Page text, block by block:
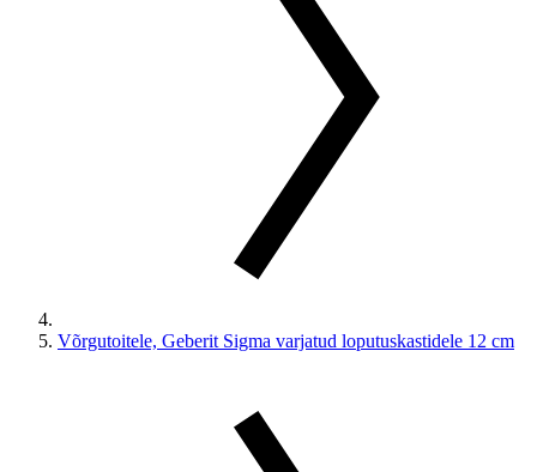
Võrgutoitele, Geberit Sigma varjatud loputuskastidele 12 cm